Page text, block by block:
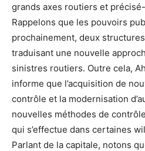
grands axes routiers et
Rappelons que les pouvoirs
prochainement, deux
traduisant une nouvelle
sinistres routiers. Outre cela,
informe que l’acquisition de
contrôle et la modernisation
nouvelles méthodes de
qui s’effectue dans certaines
Parlant de la capitale, notons